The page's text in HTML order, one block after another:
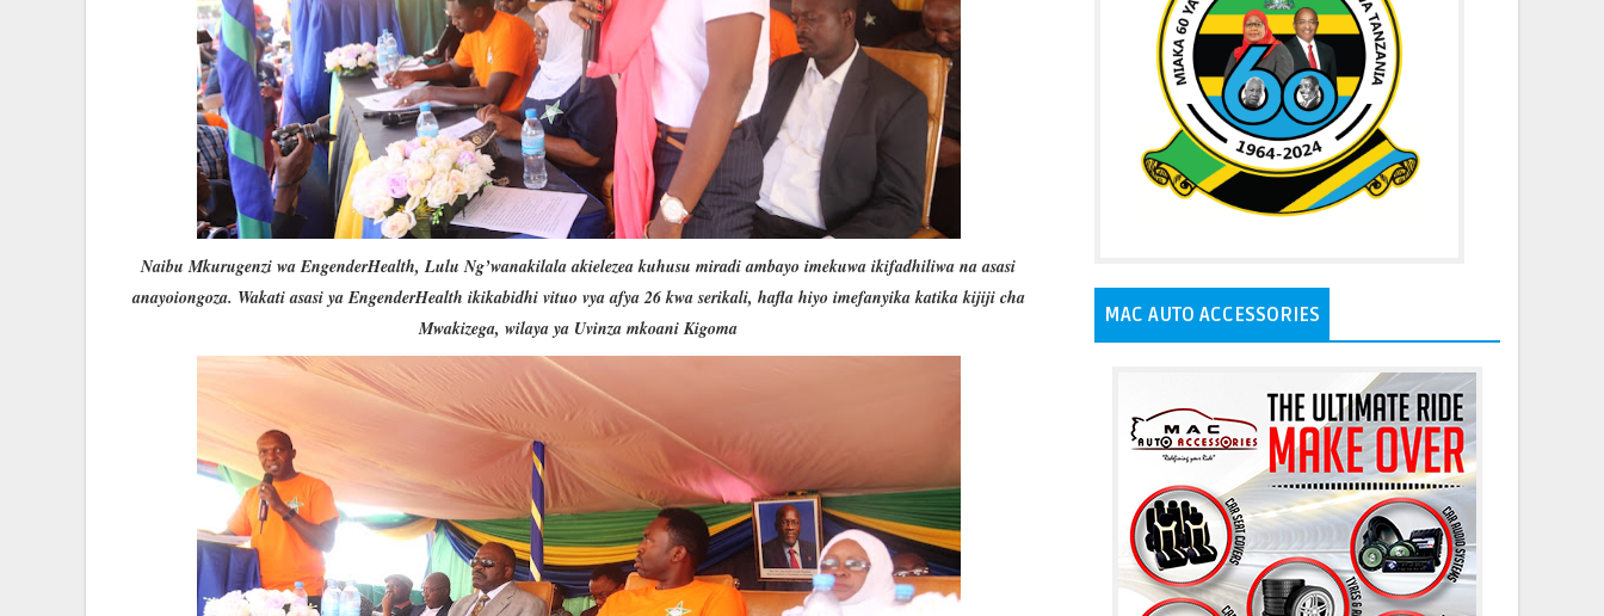
Naibu Mkurugenzi wa EngenderHealth, Lulu Ng’wanakilala akielezea kuhusu miradi ambayo imekuwa ikifadhiliwa na asasi
anayoiongoza. Wakati asasi ya EngenderHealth ikikabidhi vituo vya afya 26 kwa serikali, hafla hiyo imefanyika katika kijiji cha
Mwakizega, wilaya ya Uvinza mkoani Kigoma
MAC AUTO ACCESSORIES